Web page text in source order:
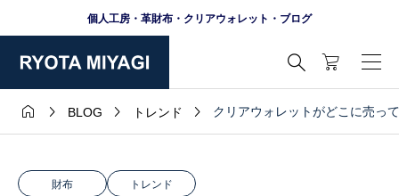
個人工房・革財布・クリアウォレット・ブログ

  BLOG  トレンド  クリアウォレットがどこに売っ
財布 トレンド